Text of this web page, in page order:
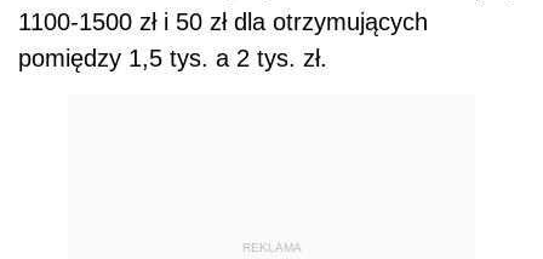
1100-1500 zł i 50 zł dla otrzymujących
pomiędzy 1,5 tys. a 2 tys. zł.
REKLAMA